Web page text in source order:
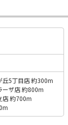
丘5丁目店 約300m
ーザ店 約800m
店 約700m